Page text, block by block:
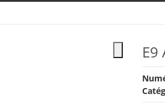
E9